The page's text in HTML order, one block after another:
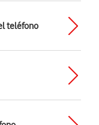
teléfono